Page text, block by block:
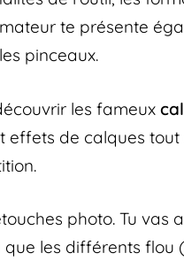
te présente
pinceaux.
les fameux
effets de calques
photo. Tu vas
que les différents flou (